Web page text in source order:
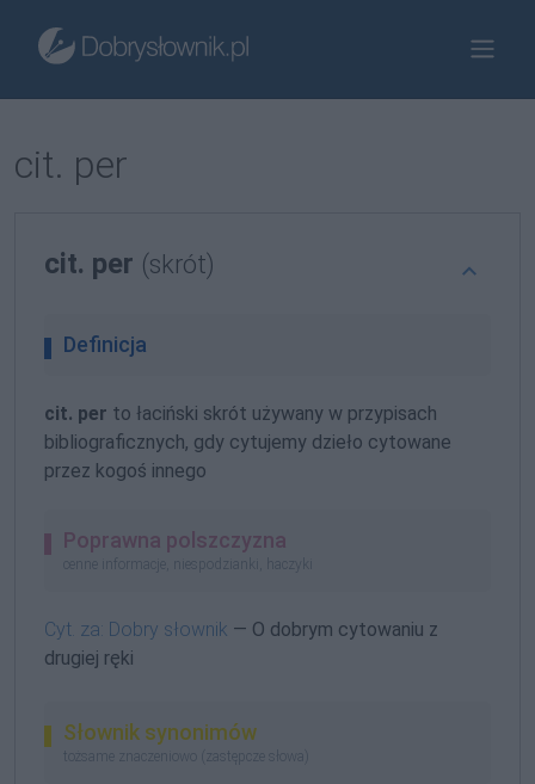
cit. per
cit. per (skrót)
Definicja
cit. per to łaciński skrót używany w przypisach
bibliograficznych, gdy cytujemy dzieło cytowane
przez kogoś innego
Poprawna polszczyzna
cenne informacje, niespodzianki, haczyki
Cyt. za: Dobry słownik — O dobrym cytowaniu z
drugiej ręki
Słownik synonimów
tożsame znaczeniowo (zastępcze słowa)